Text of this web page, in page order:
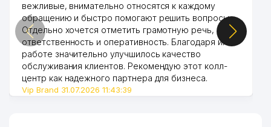
вежливые, внимательно относятся к каждому
обращению и быстро помогают решить вопросы.
Отдельно хочется отметить грамотную речь,
ответственность и оперативность. Благодаря их
работе значительно улучшилось качество
обслуживания клиентов. Рекомендую этот колл-
центр как надежного партнера для бизнеса.
Vip Brand 31.07.2026 11:43:39